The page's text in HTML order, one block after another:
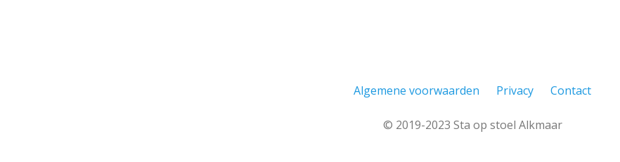
Algemene voorwaarden Privacy Contact
© 2019-2023 Sta op stoel Alkmaar